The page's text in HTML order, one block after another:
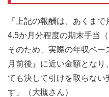
「上記の報酬は、あくま
4.5か月分程度の期末手当
そのため、実際の年収ベ
月前後』に近い金額とな
ても決して引けを取らない
す」（大槻さん）